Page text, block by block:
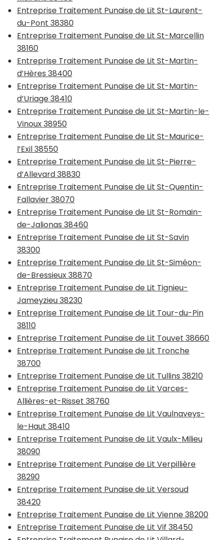
Entreprise Traitement Punaise de Lit St-Laurent-
du-Pont 38380
Entreprise Traitement Punaise de Lit St-Marcellin
38160
Entreprise Traitement Punaise de Lit St-Martin-
d’Hères 38400
Entreprise Traitement Punaise de Lit St-Martin-
d’Uriage 38410
Entreprise Traitement Punaise de Lit St-Martin-le-
Vinoux 38950
Entreprise Traitement Punaise de Lit St-Maurice-
l’Exil 38550
Entreprise Traitement Punaise de Lit St-Pierre-
d’Allevard 38830
Entreprise Traitement Punaise de Lit St-Quentin-
Fallavier 38070
Entreprise Traitement Punaise de Lit St-Romain-
de-Jalionas 38460
Entreprise Traitement Punaise de Lit St-Savin
38300
Entreprise Traitement Punaise de Lit St-Siméon-
de-Bressieux 38870
Entreprise Traitement Punaise de Lit Tignieu-
Jameyzieu 38230
Entreprise Traitement Punaise de Lit Tour-du-Pin
38110
Entreprise Traitement Punaise de Lit Touvet 38660
Entreprise Traitement Punaise de Lit Tronche
38700
Entreprise Traitement Punaise de Lit Tullins 38210
Entreprise Traitement Punaise de Lit Varces-
Allières-et-Risset 38760
Entreprise Traitement Punaise de Lit Vaulnaveys-
le-Haut 38410
Entreprise Traitement Punaise de Lit Vaulx-Milieu
38090
Entreprise Traitement Punaise de Lit Verpillière
38290
Entreprise Traitement Punaise de Lit Versoud
38420
Entreprise Traitement Punaise de Lit Vienne 38200
Entreprise Traitement Punaise de Lit Vif 38450